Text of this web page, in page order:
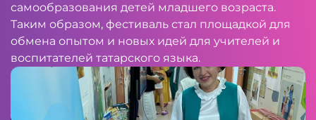
самообразования детей младшего возраста.
Таким образом, фестиваль стал площадкой для
обмена опытом и новых идей для учителей и
воспитателей татарского языка.